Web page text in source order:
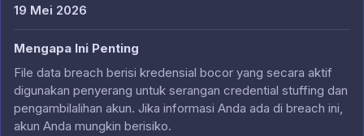
19 Mei 2026
Mengapa Ini Penting
File data breach berisi kredensial bocor yang secara aktif
digunakan penyerang untuk serangan credential stuffing dan
pengambilalihan akun. Jika informasi Anda ada di breach ini,
akun Anda mungkin berisiko.